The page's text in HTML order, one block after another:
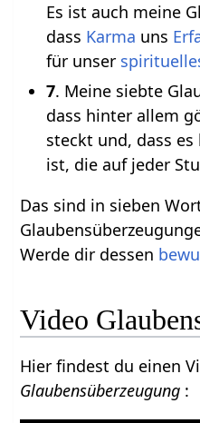
Es ist auch meine
dass Karma uns
für unser
7. Meine siebte
dass hinter allem
steckt und, dass
ist, die auf jeder
Das sind in sieben
Werde dir dessen
Video
Hier findest du einen
Glaubensüberzeugung :